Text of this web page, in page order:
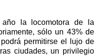
la locomotora de la
sólo un 43% de
permitirse el lujo de
ciudades, un privilegio